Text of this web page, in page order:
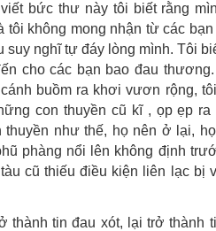
bức thư này tôi biết rằng
tôi không mong nhận từ các
suy nghĩ tự đáy lòng mình. Tôi
cho các bạn bao đau
buồm ra khơi vươn rộng,
con thuyền cũ kĩ , ọp ẹp
thuyền như thế, họ nên ở lại,
phàng nổi lên không định
cũ thiếu điều kiện liên lạc
thành tin đau xót, lại trở thành